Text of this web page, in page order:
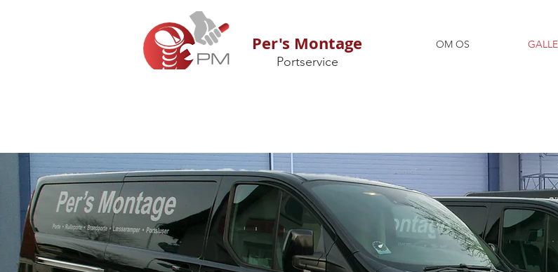
Per's Montage
Portservice
OM OS